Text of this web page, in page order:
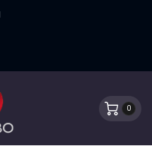
0